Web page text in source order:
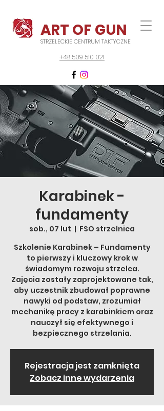
STRZELECKIE CENTRUM TAKTYCZNE
+48 509 510 021
ART OF GUN
Karabinek -
fundamenty
sob., 07 lut
  |
FSO strzelnica
Szkolenie Karabinek – Fundamenty
to pierwszy i kluczowy krok w
świadomym rozwoju strzelca.
Zajęcia zostały zaprojektowane tak,
aby uczestnik zbudował poprawne
nawyki od podstaw, zrozumiał
mechanikę pracy z karabinkiem oraz
nauczył się efektywnego i
bezpiecznego strzelania.
Rejestracja jest zamknięta
Zobacz inne wydarzenia